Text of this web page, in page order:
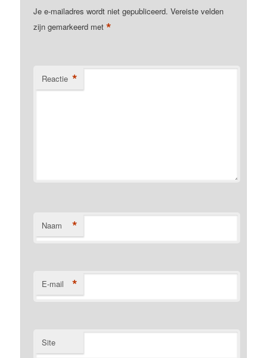
Je e-mailadres wordt niet gepubliceerd. Vereiste velden
zijn gemarkeerd met*
Reactie *
Naam *
E-mail *
Site